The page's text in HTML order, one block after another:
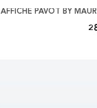
AFFICHE PAVOT BY